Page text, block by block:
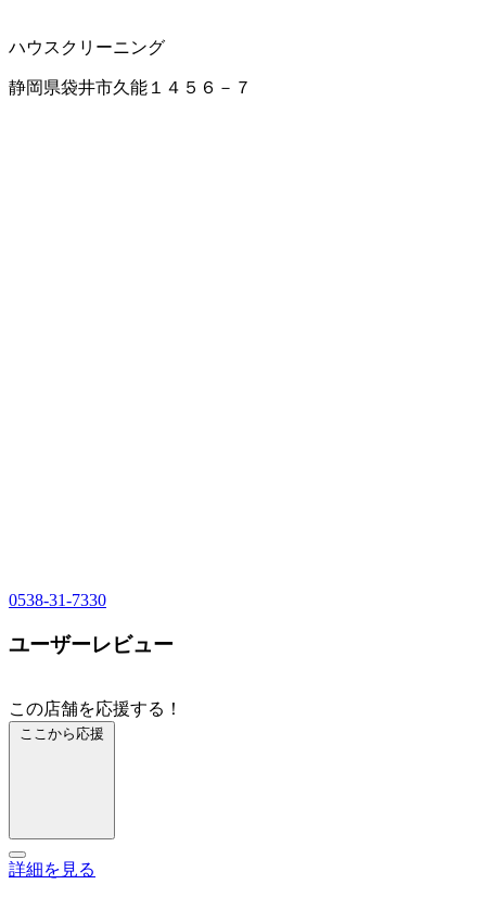
ハウスクリーニング
静岡県袋井市久能１４５６－７
0538-31-7330
ユーザーレビュー
この店舗を応援する！
ここから応援
詳細を見る